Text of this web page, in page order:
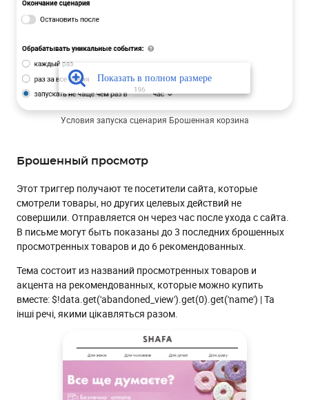
Условия запуска сценария Брошенная корзина
Брошенный просмотр
Этот триггер получают те посетители сайта, которые
смотрели товары, но других целевых действий не
совершили. Отправляется он через час после ухода с сайта.
В письме могут быть показаны до 3 последних брошенных
просмотренных товаров и до 6 рекомендованных.
Тема состоит из названий просмотренных товаров и
акцента на рекомендованных, которые можно купить
вместе: $!data.get('abandoned_view').get(0).get('name') | Та
інші речі, якими цікавляться разом.